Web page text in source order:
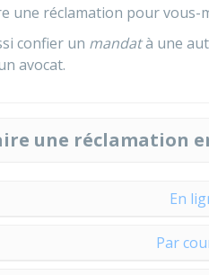
une réclamation pour vous-
confier un mandatà une
avocat.
une réclamation
En
Par